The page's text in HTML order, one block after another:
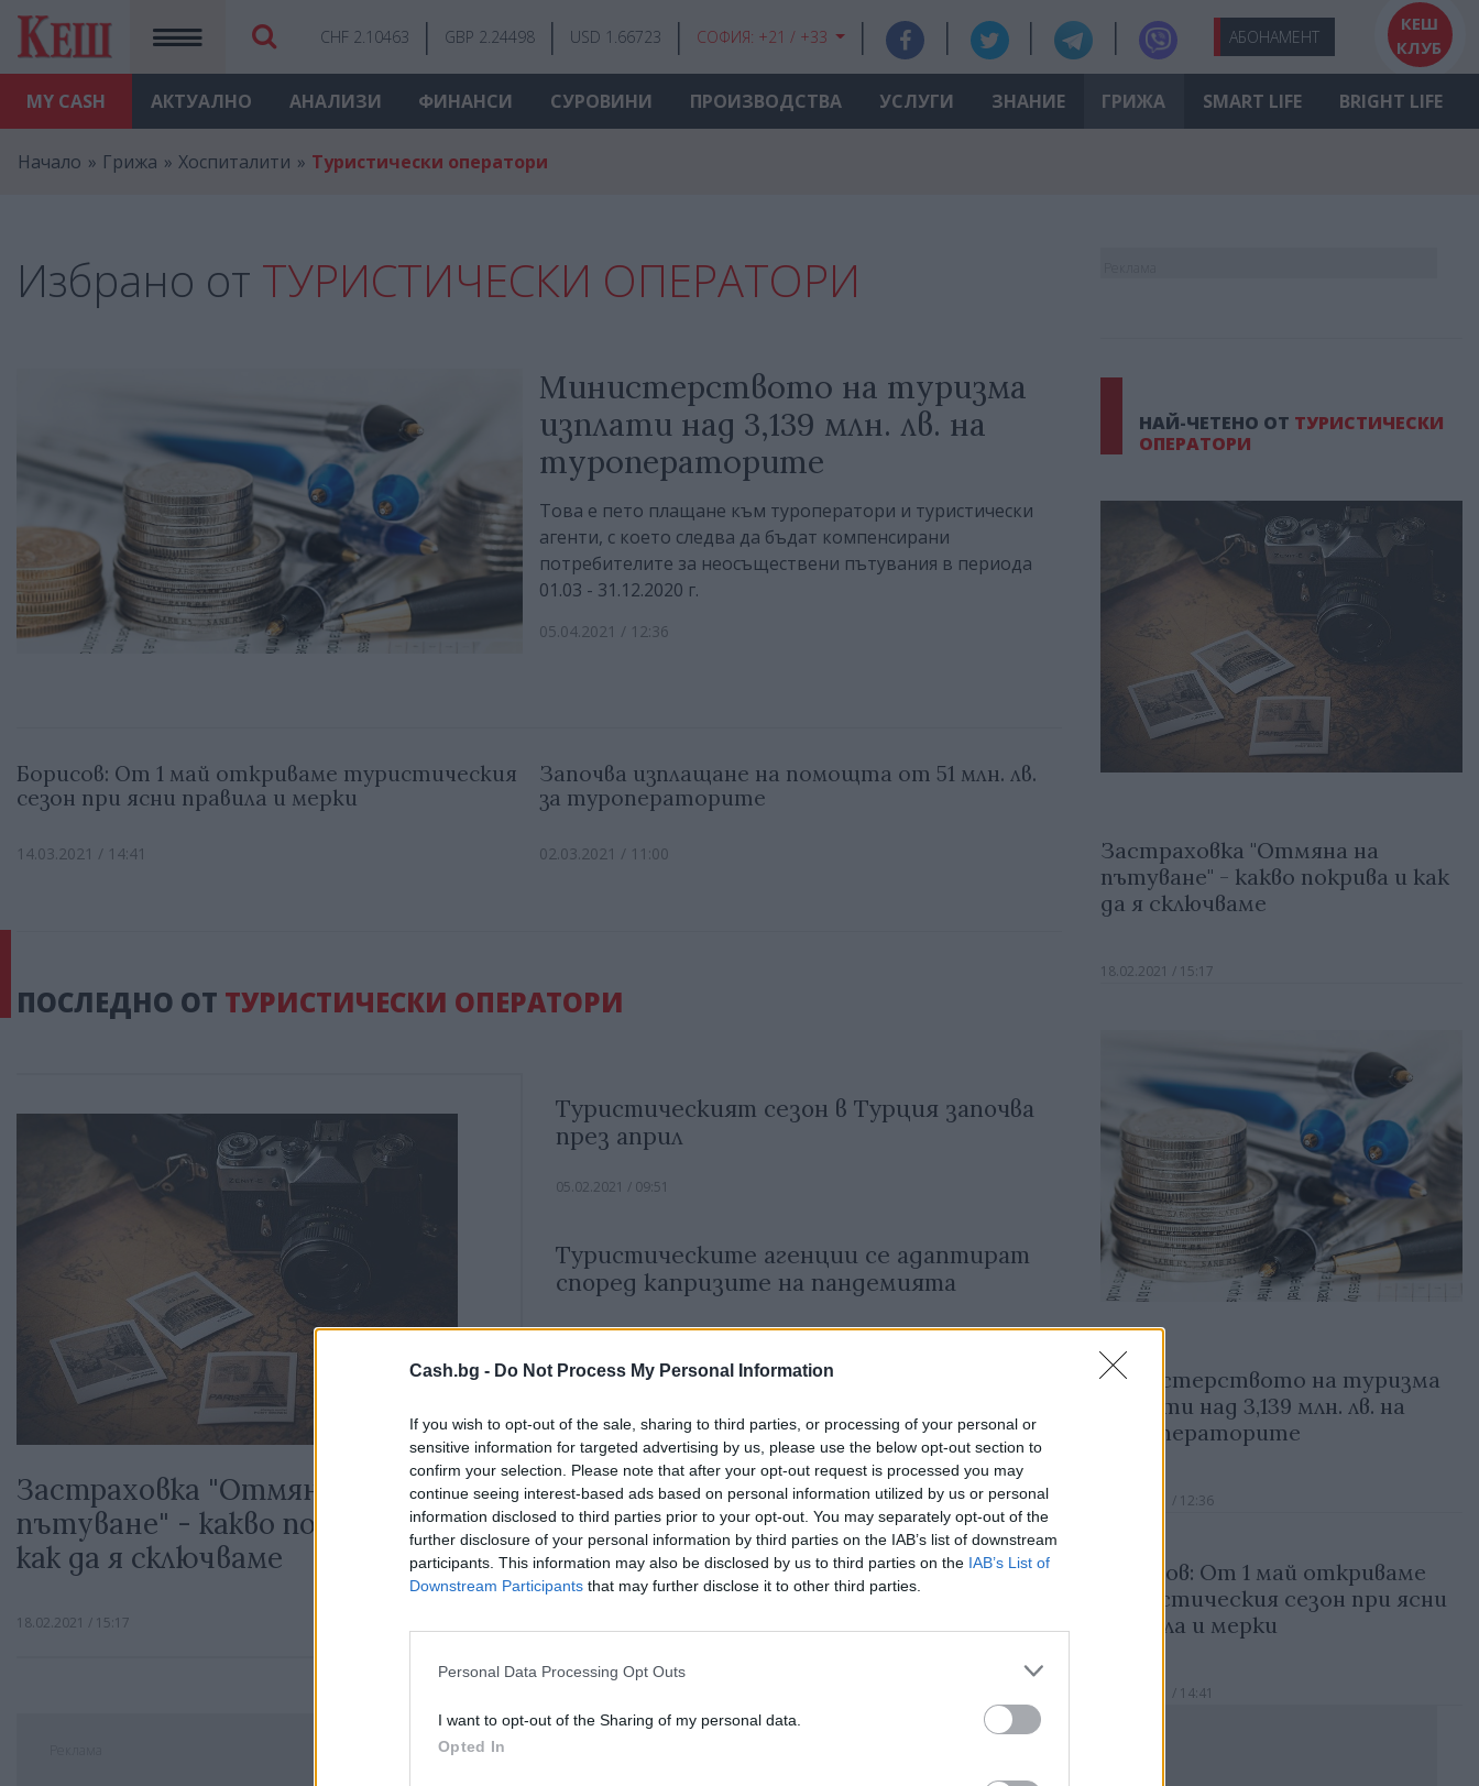
Cash.bg - Do Not Process My Personal Information
If you wish to opt-out of the sale, sharing to third parties, or processing of your personal or
sensitive information for targeted advertising by us, please use the below opt-out section to
confirm your selection. Please note that after your opt-out request is processed you may
continue seeing interest-based ads based on personal information utilized by us or personal
information disclosed to third parties prior to your opt-out. You may separately opt-out of the
further disclosure of your personal information by third parties on the IAB’s list of downstream
participants. This information may also be disclosed by us to third parties on the IAB’s List of
Downstream Participants that may further disclose it to other third parties.
Personal Data Processing Opt Outs
I want to opt-out of the Sharing of my personal data.
Opted In
MY CASH
CHF 2.10463 GBP 2.24498 USD 1.66723 СОФИЯ: +21 / +33 АБОНАМЕНТ
КЕШ
КЛУБ
АКТУАЛНО АНАЛИЗИ ФИНАНСИ СУРОВИНИ ПРОИЗВОДСТВА УСЛУГИ ЗНАНИЕ ГРИЖА SMART LIFE BRIGHT LIFE
Начало Грижа Хоспиталити Туристически оператори
Избрано от ТУРИСТИЧЕСКИ ОПЕРАТОРИ
Министерството на туризма
изплати над 3,139 млн. лв. на
туроператорите
Това е пето плащане към туроператори и туристически
агенти, с което следва да бъдат компенсирани
потребителите за неосъществени пътувания в периода
01.03 - 31.12.2020 г.
05.04.2021 / 12:36
Борисов: От 1 май откриваме туристическия
сезон при ясни правила и мерки
14.03.2021 / 14:41
Започва изплащане на помощта от 51 млн. лв.
за туроператорите
02.03.2021 / 11:00
ПОСЛЕДНО ОТ ТУРИСТИЧЕСКИ ОПЕРАТОРИ
Застраховка "Отмяна на
пътуване" - какво покрива и
как да я сключваме
18.02.2021 / 15:17
Туристическият сезон в Турция започва
през април
05.02.2021 / 09:51
Туристическите агенции се адаптират
според капризите на пандемията
02.01.2021 / 11:07
лв. за туроператорите у нас
22.12.2020 / 10:27
ООН съобщи какви са загубите за
туризма от пандемията
НАЙ-ЧЕТЕНО ОТ ТУРИСТИЧЕСКИ
ОПЕРАТОРИ
Застраховка "Отмяна на
пътуване" - какво покрива и как
да я сключваме
18.02.2021 / 15:17
Министерството на туризма
изплати над 3,139 млн. лв. на
туроператорите
05.04.2021 / 12:36
Борисов: От 1 май откриваме
туристическия сезон при ясни
правила и мерки
14.03.2021 / 14:41